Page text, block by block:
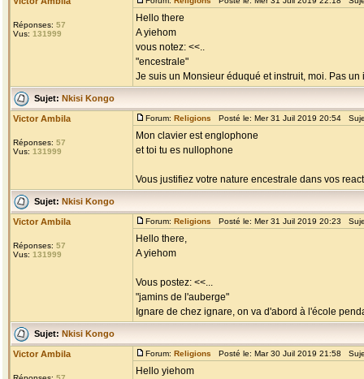
Réponses: 57
Vus: 131999
Hello there
A yiehom
vous notez: <<..
"encestrale"
Je suis un Monsieur éduqué et instruit, moi. Pas
Sujet: Nkisi Kongo
Victor Ambila
Réponses: 57
Vus: 131999
Forum: Religions Posté le: Mer 31 Juil 2019 20:54
Mon clavier est englophone
et toi tu es nullophone
Vous justifiez votre nature encestrale dans vos
Sujet: Nkisi Kongo
Victor Ambila
Réponses: 57
Vus: 131999
Forum: Religions Posté le: Mer 31 Juil 2019 20:23
Hello there,
A yiehom
Vous postez: <<...
"jamins de l'auberge"
Ignare de chez ignare, on va d'abord à l'école
Sujet: Nkisi Kongo
Victor Ambila Forum: Religions Posté le: Mar 30 Juil 2019 21:58
Hello yiehom